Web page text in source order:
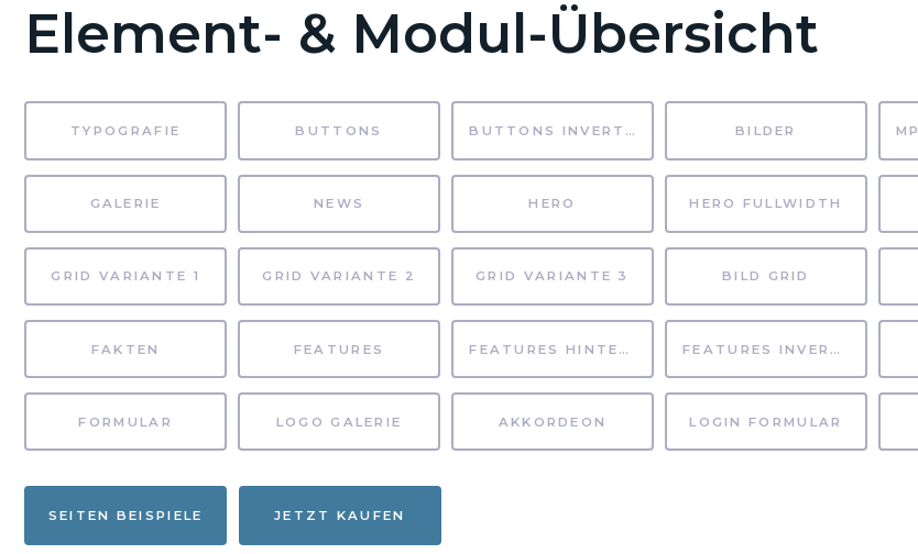
Element- & Modul-Übersicht
TYPOGRAFIE BUTTONS BUTTONS INVERTIERT BILDER
GALERIE NEWS HERO HERO FULLWIDTH
GRID VARIANTE 1 GRID VARIANTE 2 GRID VARIANTE 3 BILD GRID
FAKTEN FEATURES FEATURES HINTERGRUND FEATURES INVERTIERT
FORMULAR LOGO GALERIE AKKORDEON LOGIN FORMULAR
SEITEN BEISPIELE JETZT KAUFEN